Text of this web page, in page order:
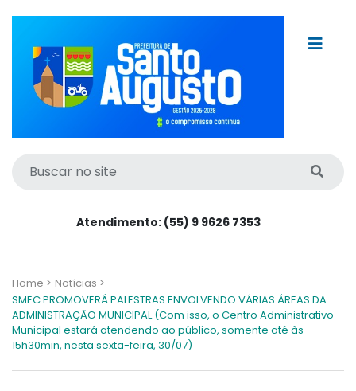
Atendimento: (55) 9 9626 7353
Home > Notícias >
SMEC PROMOVERÁ PALESTRAS ENVOLVENDO VÁRIAS ÁREAS DA
ADMINISTRAÇÃO MUNICIPAL (Com isso, o Centro Administrativo
Municipal estará atendendo ao público, somente até às
15h30min, nesta sexta-feira, 30/07)